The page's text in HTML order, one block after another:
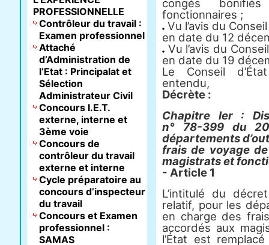
congés
fonctionnaires ;
Vu l’avis du
en date du 12
Vu l’avis du
en date du 19
Le Conseil
entendu,
Décrète :
Chapitre Ier :
n° 78-399 du
départements
frais de voyage
magistrats et
- Article 1
L’intitulé du
relatif, pour les
en charge des
accordés aux
l’État est
PROFESSIONNELLE
Contrôleur du travail :
Examen professionnel
Attaché
d’Administration de
l’Etat : Principalat et
Sélection
Administrateur Civil
Concours I.E.T.
externe, interne et
3ème voie
Concours de
contrôleur du travail
externe et interne
Cycle préparatoire au
concours d’inspecteur
du travail
Concours et Examen
professionnel :
SAMAS